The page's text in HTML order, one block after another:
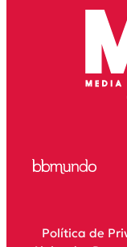
Política de